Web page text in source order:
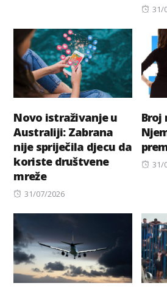
31/
Novo istraživanje u
Australiji: Zabrana
nije spriječila djecu da
koriste društvene
mreže
Posted
31/07/2026
Broj
31/